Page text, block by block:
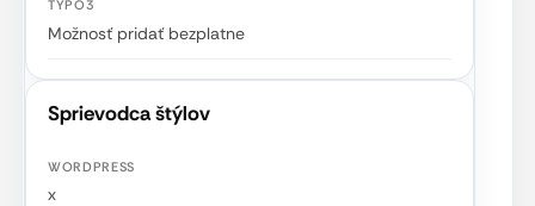
Možnosť pridať bezplatne
Sprievodca štýlov
x